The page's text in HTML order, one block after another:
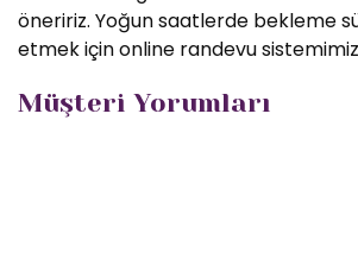
öneririz. Yoğun saatlerde bekleme
etmek için online randevu
Müşteri Yorumları